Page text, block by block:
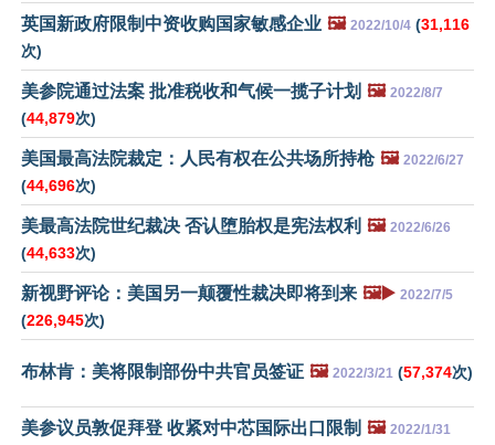
英国新政府限制中资收购国家敏感企业 🖼️ 2022/10/4 (31,116
次)
美参院通过法案 批准税收和气候一揽子计划 🖼️ 2022/8/7
(44,879次)
美国最高法院裁定：人民有权在公共场所持枪 🖼️ 2022/6/27
(44,696次)
美最高法院世纪裁决 否认堕胎权是宪法权利 🖼️ 2022/6/26
(44,633次)
新视野评论：美国另一颠覆性裁决即将到来 🖼️▶️ 2022/7/5
(226,945次)
布林肯：美将限制部份中共官员签证 🖼️ 2022/3/21 (57,374次)
美参议员敦促拜登 收紧对中芯国际出口限制 🖼️ 2022/1/31